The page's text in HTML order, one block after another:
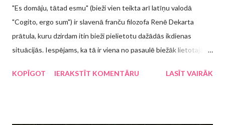
"Es domāju, tātad esmu" (bieži vien teikta arī latīņu valodā
"Cogito, ergo sum") ir slavenā franču filozofa Renē Dekarta
prātula, kuru dzirdam itin bieži pielietotu dažādās ikdienas
situācijās. Iespējams, ka tā ir viena no pasaulē biežāk lietotajām
"Guļu, tātad esmu", "Ēdu, tātad esmu", "Dziedu, tātad esmu",
KOPĪGOT IERAKSTĪT KOMENTĀRU LASĪT VAIRĀK